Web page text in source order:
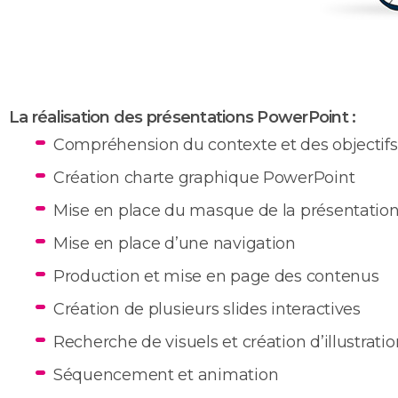
La réalisation des présentations PowerPoint :
Compréhension du contexte et des objectifs
Création charte graphique PowerPoint
Mise en place du masque de la présentation
Mise en place d’une navigation
Production et mise en page des contenus
Création de plusieurs slides interactives
Recherche de visuels et création
Séquencement et animation